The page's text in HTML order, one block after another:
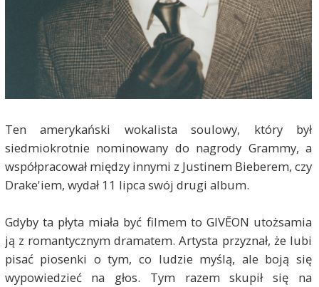
Ten amerykański wokalista soulowy, który był
siedmiokrotnie nominowany do nagrody Grammy, a
współpracował między innymi z Justinem Bieberem, czy
Drake'iem, wydał 11 lipca swój drugi album.
Gdyby ta płyta miała być filmem to GIVĒON utożsamia
ją z romantycznym dramatem. Artysta przyznał, że lubi
pisać piosenki o tym, co ludzie myślą, ale boją się
wypowiedzieć na głos. Tym razem skupił się na